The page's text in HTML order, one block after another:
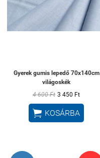
Gyerek gumis lepedő 70x140cm
világoskék
4 600 Ft 3 450 Ft
 KOSÁRBA